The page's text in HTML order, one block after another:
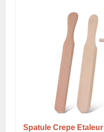
Spatule Crepe